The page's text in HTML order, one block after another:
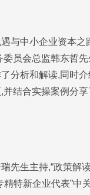
与中小企业资本之
委员会总监韩东哲
分析和解读,同时
结合实操案例分享
先生主持,“政策解
精特新企业代表”中